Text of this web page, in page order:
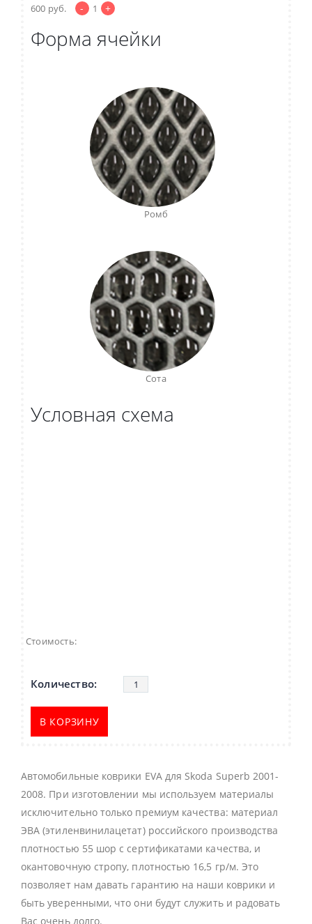
600 руб. - 1 +
Форма ячейки
Ромб
Сота
Условная схема
Стоимость:
В КОРЗИНУ
Автомобильные коврики EVA для Skoda Superb 2001-
2008. При изготовлении мы используем материалы
исключительно только премиум качества: материал
ЭВА (этиленвинилацетат) российского производства
плотностью 55 шор с сертификатами качества, и
окантовочную стропу, плотностью 16,5 гр/м. Это
позволяет нам давать гарантию на наши коврики и
быть уверенными, что они будут служить и радовать
Вас очень долго.